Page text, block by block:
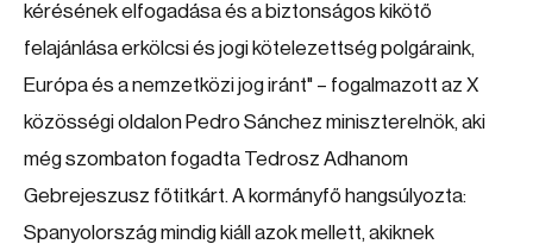
kérésének elfogadása és a biztonságos kikötő
felajánlása erkölcsi és jogi kötelezettség polgáraink,
Európa és a nemzetközi jog iránt" – fogalmazott az X
közösségi oldalon Pedro Sánchez miniszterelnök, aki
még szombaton fogadta Tedrosz Adhanom
Gebrejeszusz főtitkárt. A kormányfő hangsúlyozta:
Spanyolország mindig kiáll azok mellett, akiknek